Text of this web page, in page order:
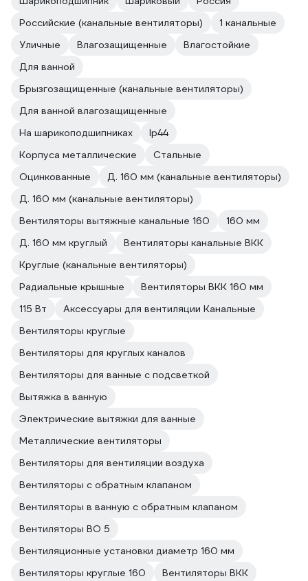
Российские (канальные вентиляторы)
1 канальные
Уличные
Влагозащищенные
Влагостойкие
Для ванной
Брызгозащищенные (канальные вентиляторы)
Для ванной влагозащищенные
На шарикоподшипниках
Ip44
Корпуса металлические
Стальные
Оцинкованные
Д. 160 мм (канальные вентиляторы)
Д. 160 мм (канальные вентиляторы)
Вентиляторы вытяжные канальные 160
160 мм
Д. 160 мм круглый
Вентиляторы канальные ВКК
Круглые (канальные вентиляторы)
Радиальные крышные
Вентиляторы ВКК 160 мм
115 Вт
Аксессуары для вентиляции Канальные
Вентиляторы круглые
Вентиляторы для круглых каналов
Вентиляторы для ванные с подсветкой
Вытяжка в ванную
Электрические вытяжки для ванные
Металлические вентиляторы
Вентиляторы для вентиляции воздуха
Вентиляторы с обратным клапаном
Вентиляторы в ванную с обратным клапаном
Вентиляторы ВО 5
Вентиляционные установки диаметр 160 мм
Вентиляторы круглые 160
Вентиляторы ВКК